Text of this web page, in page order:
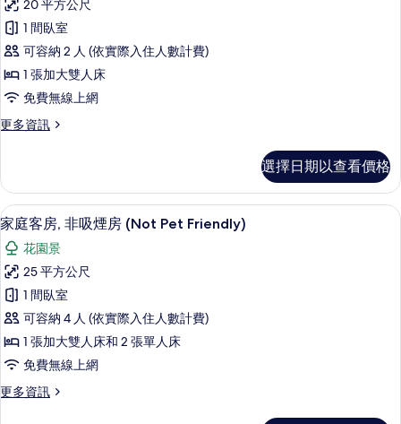
篩
選
條
行
政
客
房,
張
大
雙
人
床,
非
吸
煙
房
(Not
Pet
Friendly)
20 平方公尺
1 間臥室
可容納 2 人 (依實際入住人數計費)
1 張加大雙人床
免費無線上網
更多資訊
更
客
房,
1
張
加
大
雙
人
床,
非
吸
煙
(Not
選擇日期以查看價格
顯
示
家
庭
客
房,
非
煙
家庭客房, 非吸煙房 (Not Pet
10
家庭客房, 非吸煙房 (Not Pet Friendly)
花園景
25 平方公尺
1 間臥室
可容納 4 人 (依實際入住人數計費)
1 張加大雙人床和 2 張單人床
免費無線上網
更多資訊
更